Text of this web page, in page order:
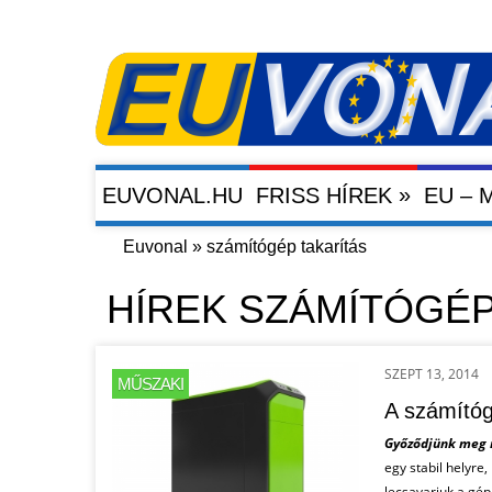
EUVONAL.HU FRISS HÍREK » EU –
Euvonal » számítógép takarítás
HÍREK
MŰSZAKI
SZEPT 13, 2014
A
Győződjünk
egy stabil